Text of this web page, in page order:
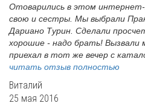
Отоварились в этом
свою и сестры. Мы выбрали
Дариано Турин. Сделали
хорошие - надо брать! Вызвали
приехал в тот же вечер с
читать отзыв полностью
Виталий
25 мая 2016